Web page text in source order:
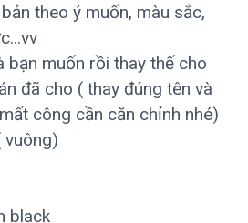
theo ý muốn, màu sắc,
bạn muốn rồi thay thế cho
đã cho ( thay đúng tên và
công cần căn chỉnh nhé)
vuông)
black